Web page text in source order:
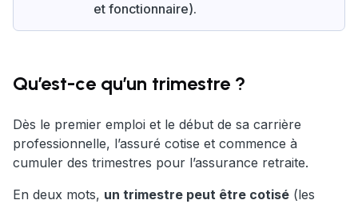
et fonctionnaire).
Qu’est-ce qu’un trimestre ?
Dès le premier emploi et le début de sa carrière
professionnelle, l’assuré cotise et commence à
cumuler des trimestres pour l’assurance retraite.
En deux mots, un trimestre peut être cotisé (les